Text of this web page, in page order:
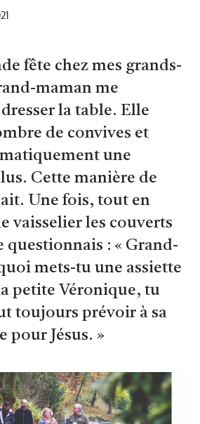
fête chez mes grands-
maman me
la table. Elle
de convives et
une
Cette manière de
Une fois, tout en
vaisselier les couverts
questionnais : « Grand-
mets-tu une assiette
petite Véronique, tu
toujours prévoir à sa
pour Jésus. »